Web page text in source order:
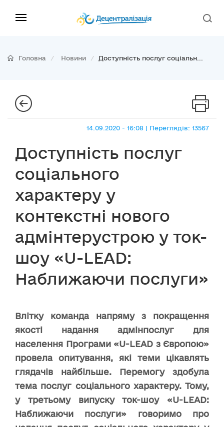
Головна Новини Доступність послуг соціальн...
14.09.2020 - 16:08 | Переглядів: 13567
Доступність послуг
соціального
характеру у
контекстні нового
адмінтерустрою у ток-
шоу «U-LEAD:
Наближаючи послуги»
Влітку команда напряму з покращення
якості надання адмінпослуг для
населення Програми «U-LEAD з Європою»
провела опитування, які теми цікавлять
глядачів найбільше. Перемогу здобула
тема послуг соціального характеру. Тому,
у третьому випуску ток-шоу «U-LEAD:
Наближаючи послуги» говоримо про